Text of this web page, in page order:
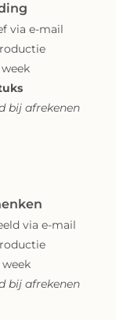
via e-mail
bij afrekenen
via e-mail
week
bij afrekenen